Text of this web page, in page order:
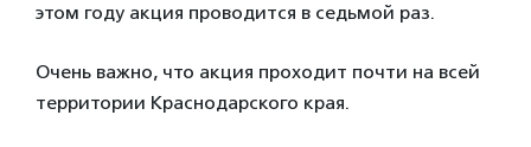
этом году акция проводится в седьмой раз.
Очень важно, что акция проходит почти на всей
территории Краснодарского края.